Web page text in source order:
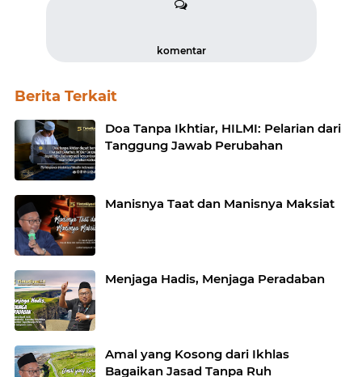
komentar
Berita Terkait
Doa Tanpa Ikhtiar, HILMI: Pelarian dari
Tanggung Jawab Perubahan
Manisnya Taat dan Manisnya Maksiat
Menjaga Hadis, Menjaga Peradaban
Amal yang Kosong dari Ikhlas
Bagaikan Jasad Tanpa Ruh